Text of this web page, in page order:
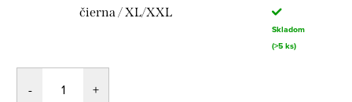
čierna / XL/XXL
Skladom
(>5 ks)